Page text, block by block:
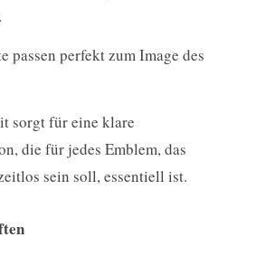
passen perfekt zum Image des
sorgt für eine klare
die für jedes Emblem, das
sein soll, essentiell ist.